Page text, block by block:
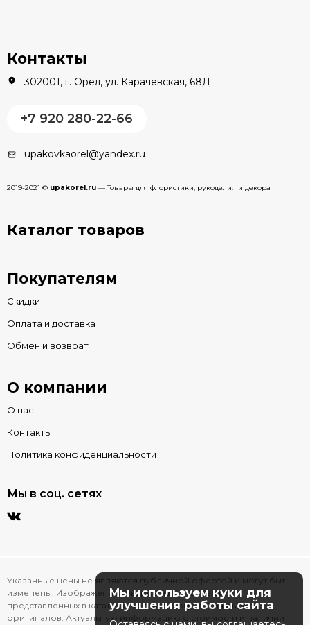
Контакты
302001, г. Орёл, ул. Карачевская, 68Д
+7 920 280-22-66
upakovkaorel@yandex.ru
2019-2021 © upakorel.ru — Товары для флористики, рукоделия и декора
Каталог товаров
Покупателям
Скидки
Оплата и доставка
Обмен и возврат
О компании
О нас
Контакты
Политика конфиденциальности
Мы в соц. сетях
Указанные цены не являются публичной офертой и могут быть
изменены. Изображения товаров на фотографиях,
представленных в каталоге на сайте, могут отличаться от
оригиналов. Актуальную информацию о стоимости и наличии
Мы используем куки для
улучшения работы сайта